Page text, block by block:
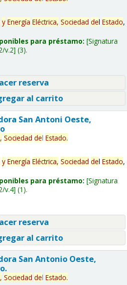
y Energía Eléctrica, Sociedad del Estado,
para préstamo: Signatura
v.2 (3).
reserva
al carrito
San Antoni Oeste,
Sociedad del Estado.
y Energía Eléctrica, Sociedad del Estado,
para préstamo: Signatura
v.4 (1).
reserva
al carrito
San Antonio Oeste,
Sociedad del Estado.